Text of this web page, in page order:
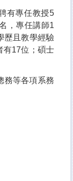
有專任教授5
，專任講師1
歷且教學經驗
有17位；碩士
務等各項系務